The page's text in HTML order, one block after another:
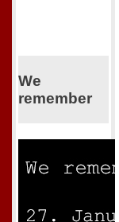
We
remember